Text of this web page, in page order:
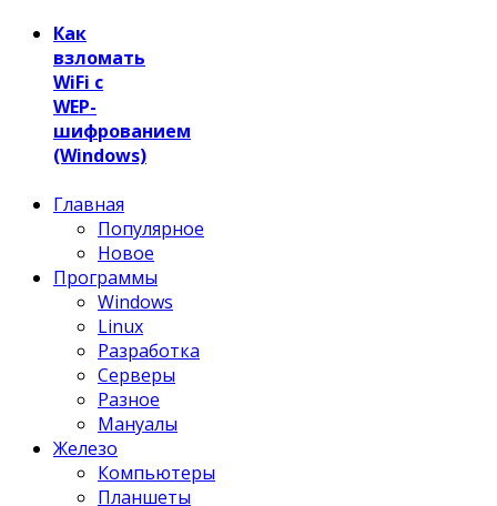
Как
взломать
WiFi с
WEP-
шифрованием
(Windows)
Главная
Популярное
Новое
Программы
Windows
Linux
Разработка
Серверы
Разное
Мануалы
Железо
Компьютеры
Планшеты